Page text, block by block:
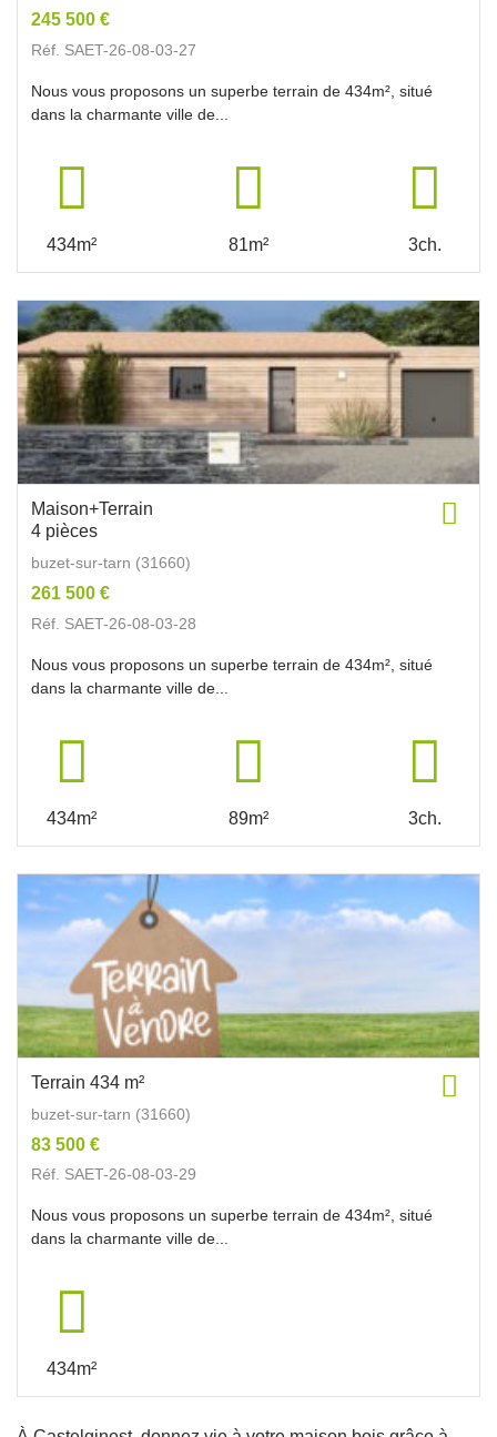
245 500 €
Réf. SAET-26-08-03-27
Nous vous proposons un superbe terrain de 434m², situé
dans la charmante ville de...
434m² 81m² 3ch.
Maison+Terrain
4 pièces
buzet-sur-tarn (31660)
261 500 €
Réf. SAET-26-08-03-28
Nous vous proposons un superbe terrain de 434m², situé
dans la charmante ville de...
434m² 89m² 3ch.
Terrain 434 m²
buzet-sur-tarn (31660)
83 500 €
Réf. SAET-26-08-03-29
Nous vous proposons un superbe terrain de 434m², situé
dans la charmante ville de...
434m²